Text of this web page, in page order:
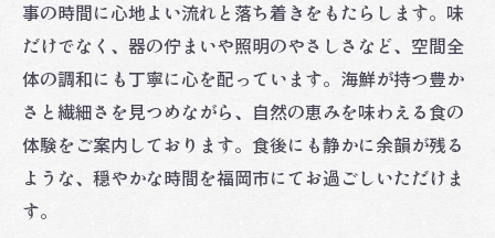
事の時間に心地よい流れと落ち着きをもたらします。味
だけでなく、器の佇まいや照明のやさしさなど、空間全
体の調和にも丁寧に心を配っています。海鮮が持つ豊か
さと繊細さを見つめながら、自然の恵みを味わえる食の
体験をご案内しております。食後にも静かに余韻が残る
ような、穏やかな時間を福岡市にてお過ごしいただけま
す。